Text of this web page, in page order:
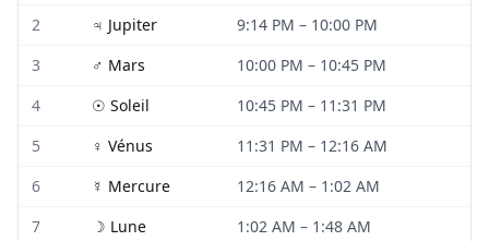
2
♃ Jupiter 9:14 PM – 10:00 PM
3
♂ Mars 10:00 PM – 10:45 PM
4
☉ Soleil 10:45 PM – 11:31 PM
5
♀ Vénus 11:31 PM – 12:16 AM
6
☿ Mercure 12:16 AM – 1:02 AM
7
☽ Lune 1:02 AM – 1:48 AM